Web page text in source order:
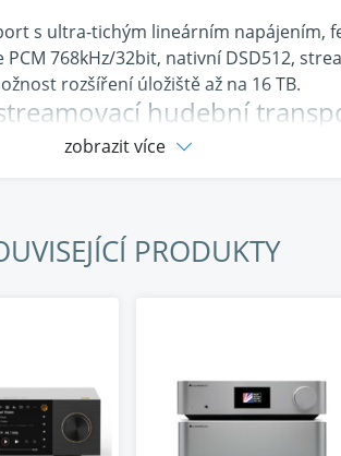
s ultra-tichým lineárním napájením,
768kHz/32bit, nativní DSD512,
rozšíření úložiště až na 16 TB.
hudební
rušení i zemní šum účinně
zobrazit více
PRODUKTY